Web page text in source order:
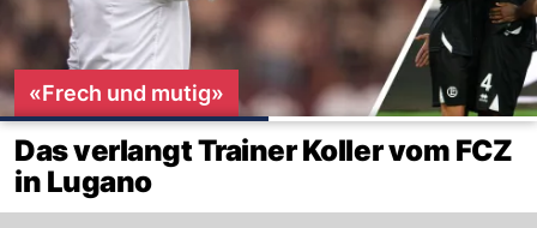
«Frech und mutig»
Das verlangt Trainer Koller vom FCZ
in Lugano